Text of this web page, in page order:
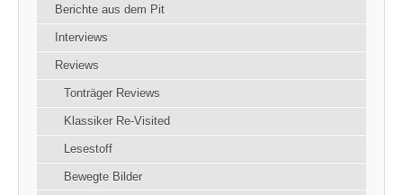
Berichte aus dem Pit
Interviews
Reviews
Tonträger Reviews
Klassiker Re-Visited
Lesestoff
Bewegte Bilder